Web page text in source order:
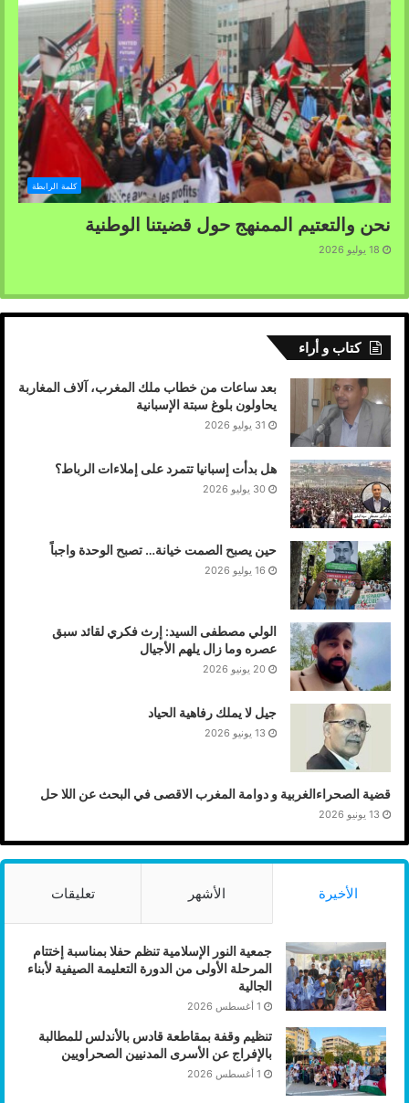
كلمة الرابطة
نحن والتعتيم الممنهج حول قضيتنا الوطنية
18 يوليو 2026
كتاب و أراء
بعد ساعات من خطاب ملك المغرب، آلاف المغاربة
يحاولون بلوغ سبتة الإسبانية
31 يوليو 2026
هل بدأت إسبانيا تتمرد على إملاءات الرباط؟
30 يوليو 2026
حين يصبح الصمت خيانة… تصبح الوحدة واجباً
16 يوليو 2026
الولي مصطفى السيد: إرث فكري لقائد سبق
عصره وما زال يلهم الأجيال
20 يونيو 2026
جيل لا يملك رفاهية الحياد
13 يونيو 2026
قضية الصحراءالغربية و دوامة المغرب الاقصى في البحث عن اللا حل
13 يونيو 2026
الأخيرة الأشهر تعليقات
جمعية النور الإسلامية تنظم حفلا بمناسبة إختتام
المرحلة الأولى من الدورة التعليمة الصيفية لأبناء
الجالية
1 أغسطس 2026
تنظيم وقفة بمقاطعة قادس بالأندلس للمطالبة
بالإفراج عن الأسرى المدنيين الصحراويين
1 أغسطس 2026